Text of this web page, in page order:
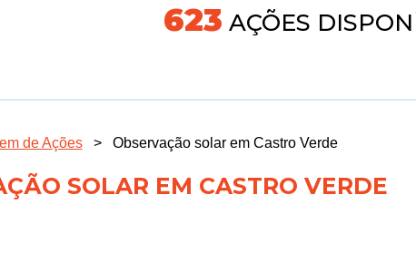
704 AÇÕES
de Ações > Observação solar em Castro Verde
SOLAR EM CASTRO VERDE